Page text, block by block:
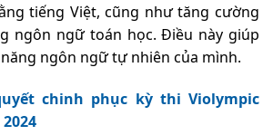
tiếng Việt, cũng như tăng cường
ngôn ngữ toán học. Điều này giúp
ngôn ngữ tự nhiên của mình.
chinh phục kỳ thi Violympic